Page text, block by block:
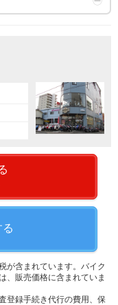
が含まれています。バイク
、販売価格に含まれていま
登録手続き代行の費用、保